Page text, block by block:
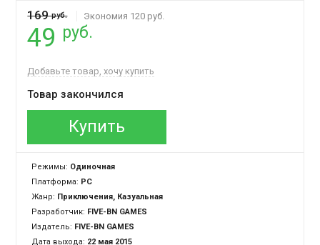
169руб. Экономия 120 руб.
49 руб.
Добавьте товар, хочу купить
Товар закончился
Купить
Режимы: Одиночная
Платформа: PC
Жанр: Приключения, Казуальная
Разработчик: FIVE-BN GAMES
Издатель: FIVE-BN GAMES
Дата выхода: 22 мая 2015